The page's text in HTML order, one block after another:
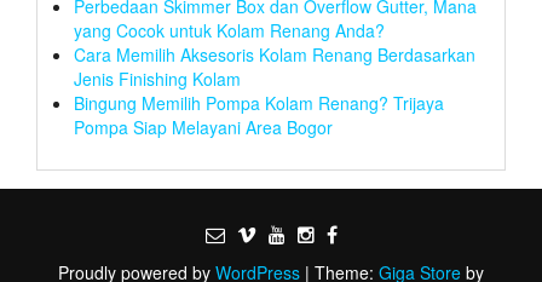
Perbedaan Skimmer Box dan Overflow Gutter, Mana
yang Cocok untuk Kolam Renang Anda?
Cara Memilih Aksesoris Kolam Renang Berdasarkan
Jenis Finishing Kolam
Bingung Memilih Pompa Kolam Renang? Trijaya
Pompa Siap Melayani Area Bogor
Proudly powered by WordPress | Theme: Giga Store by